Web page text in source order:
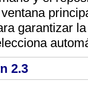
garantizar
2.3